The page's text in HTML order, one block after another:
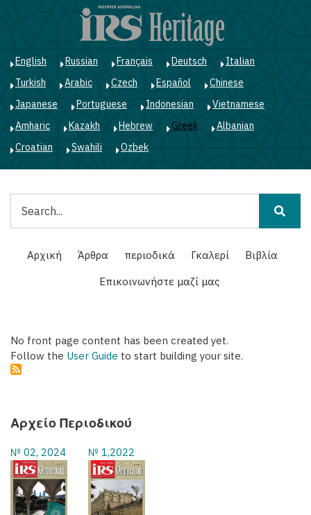
περιεχόμενο
English Russian Français Deutsch
Italian
Turkish
Arabic Czech Español
Chinese
Japanese
Portuguese Indonesian
Vietnamese
Amharic
Kazakh Hebrew Greek
Albanian
Croatian
Swahili Ozbek
Main
navigation
Αρχική Άρθρα περιοδικά Γκαλερί
Βιβλία
Επικοινωνήστε μαζί μας
No front page content has been created yet.
Follow the User Guide to start building your site.
Αρχείο Περιοδικού
№ 02, 2024 № 1,2022